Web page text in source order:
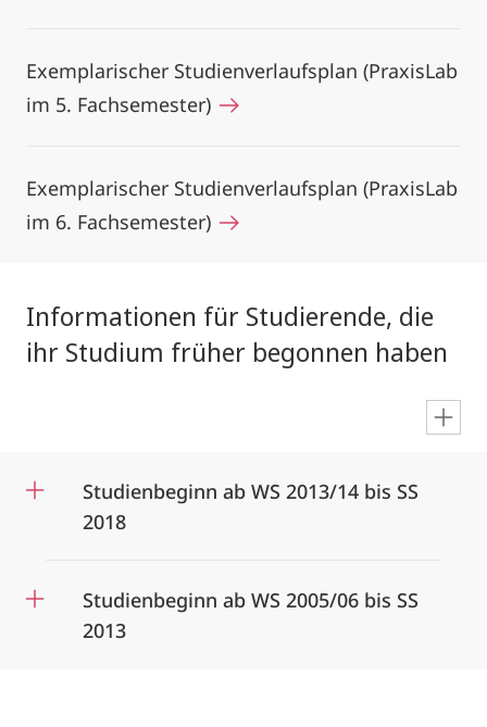
Exemplarischer Studienverlaufsplan (PraxisLab
im 5. Fachsemester)
Exemplarischer Studienverlaufsplan (PraxisLab
im 6. Fachsemester)
Informationen für Studierende, die
ihr Studium früher begonnen haben
Studienbeginn ab WS 2013/14 bis SS
2018
Studienbeginn ab WS 2005/06 bis SS
2013